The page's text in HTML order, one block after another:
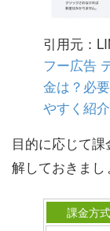
引用元：
フー広告
金は？必
やすく紹介
目的に応じて
解しておきまし
課金方式